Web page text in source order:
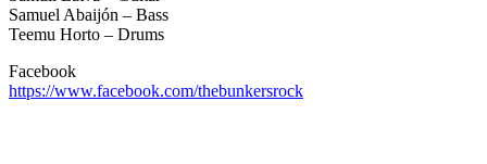
Samuel Abaijón – Bass
Teemu Horto – Drums
Facebook
https://www.facebook.com/thebunkersrock